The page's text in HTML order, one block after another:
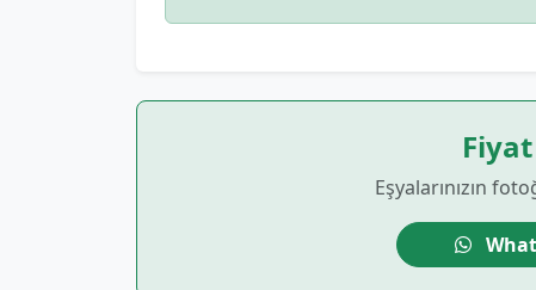
Eşyalarınızın